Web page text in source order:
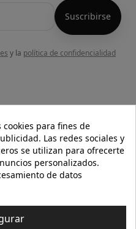

y la política de confidencialidad
para fines de
Las redes sociales y
se utilizan para ofrecerte
personalizados.
de datos